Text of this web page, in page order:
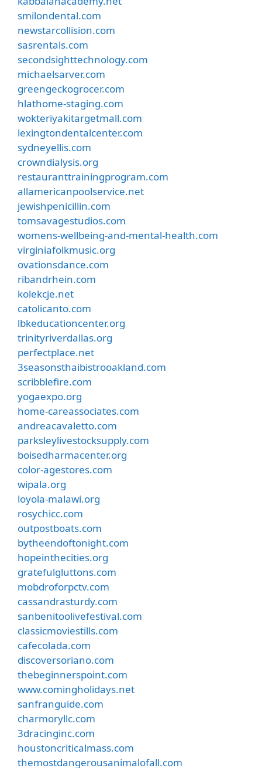
smilondental.com
newstarcollision.com
sasrentals.com
secondsighttechnology.com
michaelsarver.com
greengeckogrocer.com
hlathome-staging.com
wokteriyakitargetmall.com
lexingtondentalcenter.com
sydneyellis.com
crowndialysis.org
restauranttrainingprogram.com
allamericanpoolservice.net
jewishpenicillin.com
tomsavagestudios.com
womens-wellbeing-and-mental-health.com
virginiafolkmusic.org
ovationsdance.com
ribandrhein.com
kolekcje.net
catolicanto.com
lbkeducationcenter.org
trinityriverdallas.org
perfectplace.net
3seasonsthaibistrooakland.com
scribblefire.com
yogaexpo.org
home-careassociates.com
andreacavaletto.com
parksleylivestocksupply.com
boisedharmacenter.org
color-agestores.com
wipala.org
loyola-malawi.org
rosychicc.com
outpostboats.com
bytheendoftonight.com
hopeinthecities.org
gratefulgluttons.com
mobdroforpctv.com
cassandrasturdy.com
sanbenitoolivefestival.com
classicmoviestills.com
cafecolada.com
discoversoriano.com
thebeginnerspoint.com
www.comingholidays.net
sanfranguide.com
charmoryllc.com
3dracinginc.com
houstoncriticalmass.com
themostdangerousanimalofall.com